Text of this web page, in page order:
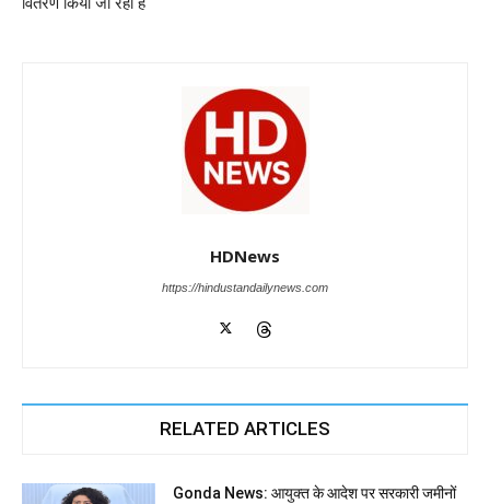
HDNews
https://hindustandailynews.com
RELATED ARTICLES
Gonda News: आयुक्त के आदेश पर सरकारी जमीनों